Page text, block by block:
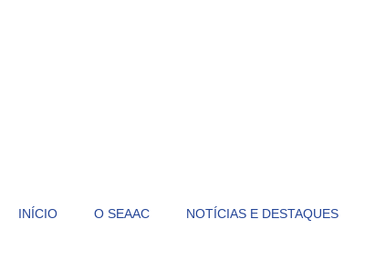
INÍCIO O SEAAC NOTÍCIAS E DESTAQUES